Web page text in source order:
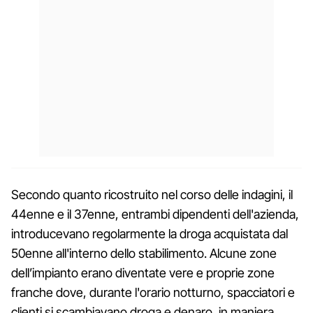
Secondo quanto ricostruito nel corso delle indagini, il
44enne e il 37enne, entrambi dipendenti dell'azienda,
introducevano regolarmente la droga acquistata dal
50enne all'interno dello stabilimento. Alcune zone
dell’impianto erano diventate vere e proprie zone
franche dove, durante l'orario notturno, spacciatori e